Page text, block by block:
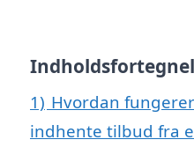
1) Hvordan
indhente tilbud fra